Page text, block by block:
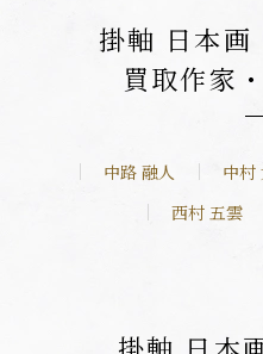
掛軸 日本画
買取作家
中路 融人 中村
西村 五雲